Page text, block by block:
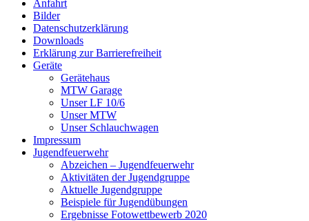
Anfahrt
Bilder
Datenschutzerklärung
Downloads
Erklärung zur Barriere­frei­heit
Geräte
Gerätehaus
MTW Garage
Unser LF 10/6
Unser MTW
Unser Schlauchwagen
Impressum
Jugendfeuerwehr
Abzeichen – Jugendfeuerwehr
Aktivitäten der Jugendgruppe
Aktuelle Jugendgruppe
Beispiele für Jugendübungen
Ergebnisse Fotowettbewerb 2020